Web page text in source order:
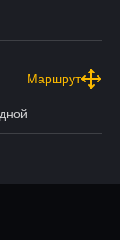
Маршрут